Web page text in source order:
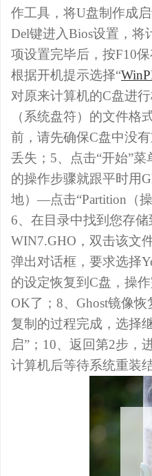
作工具，将U盘制作成
Del键进入Bios设置，将
项设置完毕后，按F10
根据开机提示选择“
对原来计算机的C盘进
（系统盘符）的文件格
前，请先确保C盘中没
丢失；5、点击“开始”菜
的操作步骤就跟平时用
地）—点击“Partition（
6、在目录中找到您存
WIN7.GHO，双击该文
弹出对话框，要求选择
的设定恢复到C盘，操
OK了；8、Ghost镜像
复制的过程完成，选择
启”；10、返回第2步，
计算机后等待系统重装